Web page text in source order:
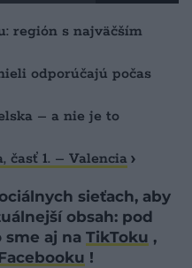
región s najväčším
odporúčajú počas
– a nie je to
časť 1. – Valencia
sieťach, aby
obsah: pod
sme aj na TikToku ,
!